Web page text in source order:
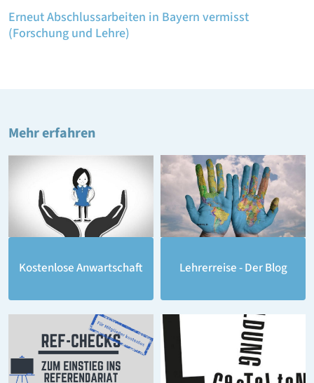
Erneut Abschlussarbeiten in Bayern vermisst
(Forschung und Lehre)
Mehr erfahren
Kostenlose Anwartschaft Lehrerreise - Der Blog